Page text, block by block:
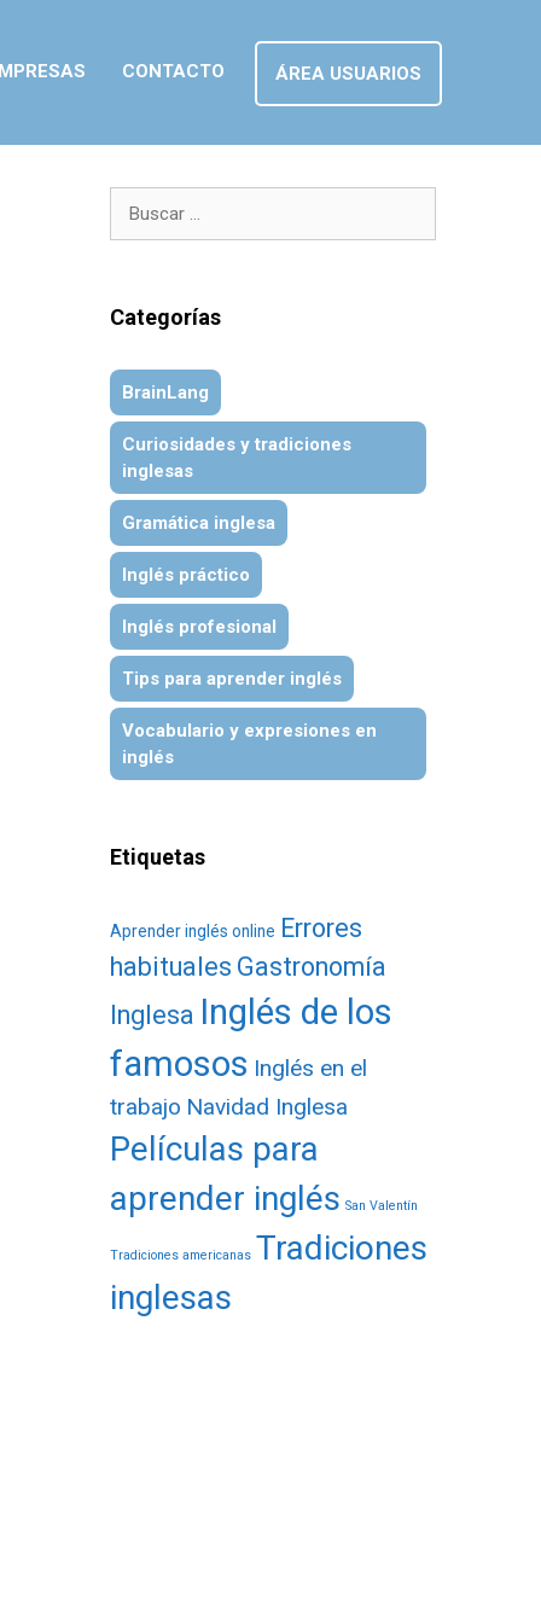
CONTACTO ÁREA USUARIOS
Categorías
BrainLang
Curiosidades y tradiciones
inglesas
Gramática inglesa
Inglés práctico
Inglés profesional
Tips para aprender inglés
Vocabulario y expresiones en
inglés
Etiquetas
Aprender inglés online Errores
habituales Gastronomía
Inglesa Inglés de los
famosos Inglés en el
trabajo Navidad Inglesa
Películas para
aprender inglés San Valentín
Tradiciones americanas Tradiciones
inglesas